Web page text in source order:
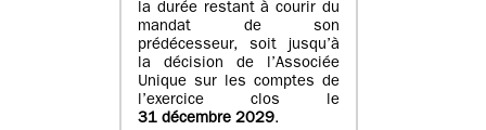
la durée restant à courir du
mandat de son
prédécesseur, soit jusqu’à
la décision de l’Associée
Unique sur les comptes de
l’exercice clos le
31 décembre 2029.